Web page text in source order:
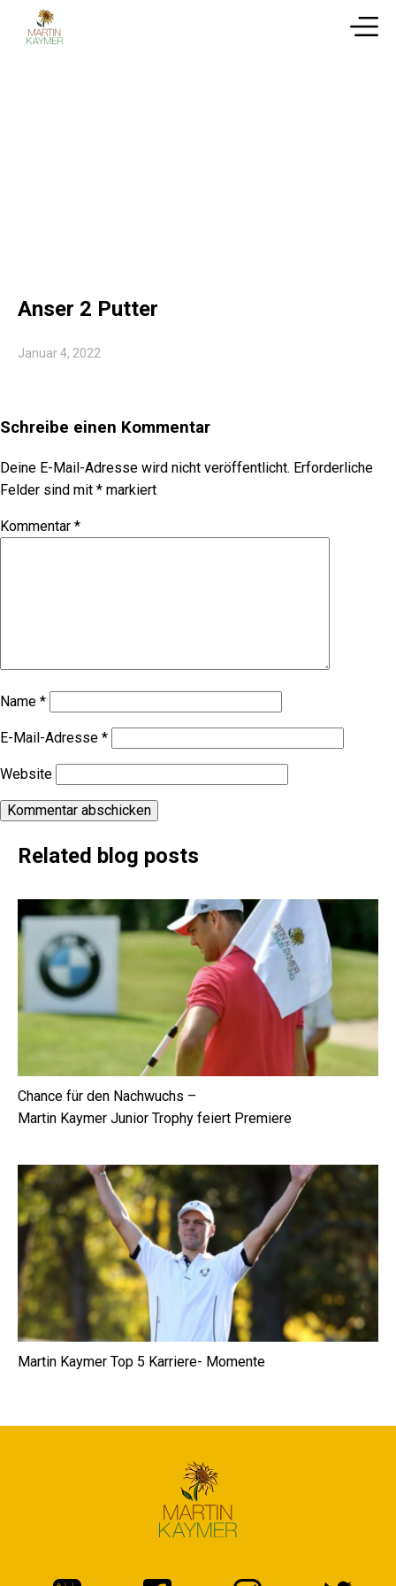
Anser 2 Putter
Januar 4, 2022
Schreibe einen Kommentar
Deine E-Mail-Adresse wird nicht veröffentlicht. Erforderliche
Felder sind mit * markiert
Kommentar *
Name *
E-Mail-Adresse *
Website
Related blog posts
Chance für den Nachwuchs –
Martin Kaymer Junior Trophy feiert Premiere
Martin Kaymer Top 5 Karriere- Momente